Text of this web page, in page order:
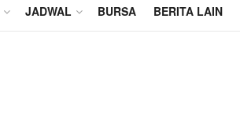
JADWAL BURSA BERITA LAIN